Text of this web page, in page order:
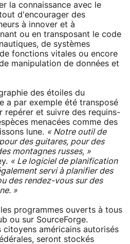
la connaissance avec le
d'encourager des
à innover et à
ou en transposant le code
de systèmes
fonctions vitales ou encore
manipulation de données et
des étoiles du
a par exemple été transposé
repérer et suivre des requins-
menacées comme des
lune. « Notre outil de
des guitares, pour des
montagnes russes, »
« Le logiciel de planification
servi à planifier des
des rendez-vous sur des
»
programmes ouverts à tous
ou sur SourceForge.
citoyens américains autorisés
seront stockés